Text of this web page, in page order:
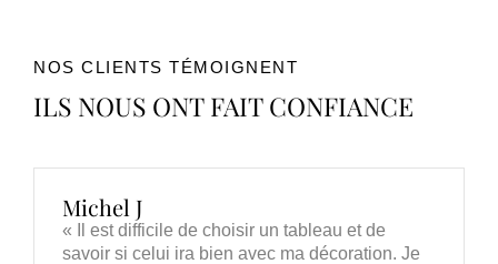
NOS CLIENTS TÉMOIGNENT
ILS NOUS ONT FAIT CONFIANCE
Michel J
« Il est difficile de choisir un tableau et de
savoir si celui ira bien avec ma décoration. Je